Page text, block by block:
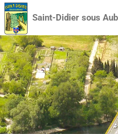
Passer
au
contenu
Saint-Didier sous